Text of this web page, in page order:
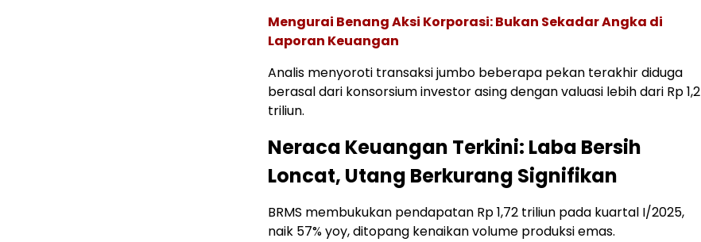
Mengurai Benang Aksi Korporasi: Bukan Sekadar Angka di
Laporan Keuangan
Analis menyoroti transaksi jumbo beberapa pekan terakhir diduga
berasal dari konsorsium investor asing dengan valuasi lebih dari Rp 1,2
triliun.
Neraca Keuangan Terkini: Laba Bersih
Loncat, Utang Berkurang Signifikan
BRMS membukukan pendapatan Rp 1,72 triliun pada kuartal I/2025,
naik 57% yoy, ditopang kenaikan volume produksi emas.